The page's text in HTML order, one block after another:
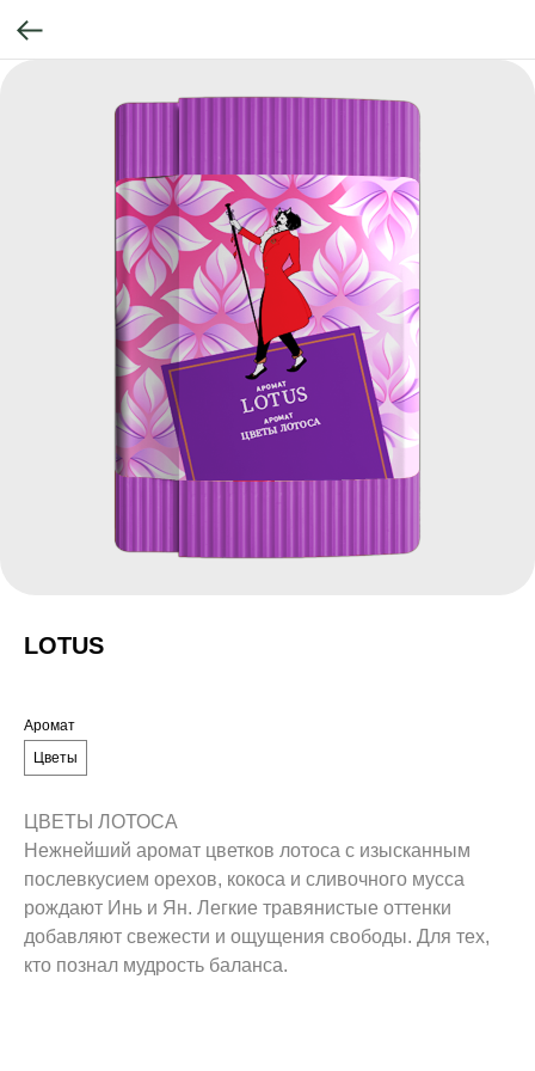
LOTUS
Аромат
Цветы
ЦВЕТЫ ЛОТОСА
Нежнейший аромат цветков лотоса с изысканным
послевкусием орехов, кокоса и сливочного мусса
рождают Инь и Ян. Легкие травянистые оттенки
добавляют свежести и ощущения свободы. Для тех,
кто познал мудрость баланса.